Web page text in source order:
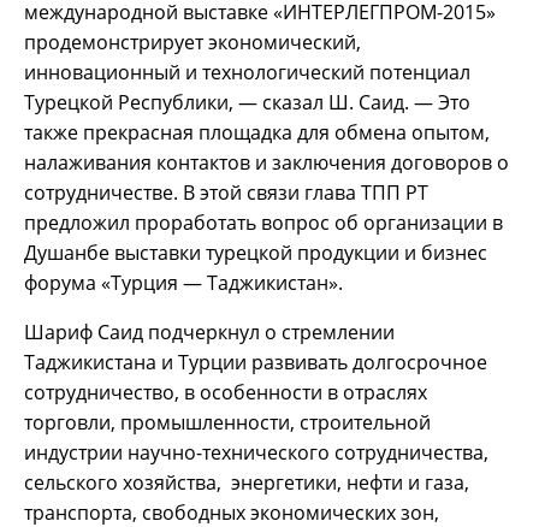
международной выставке «ИНТЕРЛЕГПРОМ-2015»
продемонстрирует экономический,
инновационный и технологический потенциал
Турецкой Республики, — сказал Ш. Саид. — Это
также прекрасная площадка для обмена опытом,
налаживания контактов и заключения договоров о
сотрудничестве. В этой связи глава ТПП РТ
предложил проработать вопрос об организации в
Душанбе выставки турецкой продукции и бизнес
форума «Турция — Таджикистан».
Шариф Саид подчеркнул о стремлении
Таджикистана и Турции развивать долгосрочное
сотрудничество, в особенности в отраслях
торговли, промышленности, строительной
индустрии научно-технического сотрудничества,
сельского хозяйства, энергетики, нефти и газа,
транспорта, свободных экономических зон,